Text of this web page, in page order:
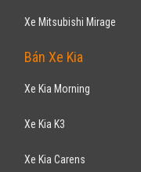
Xe Mitsubishi Mirage
Bán Xe Kia
Xe Kia Morning
Xe Kia K3
Xe Kia Carens